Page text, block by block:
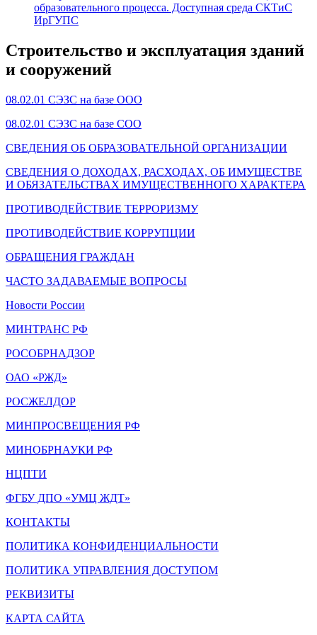
образовательного процесса. Доступная среда СКТиС
ИрГУПС
Строительство и эксплуатация зданий
и сооружений
08.02.01 СЭЗС на базе ООО
08.02.01 СЭЗС на базе СОО
СВЕДЕНИЯ ОБ ОБРАЗОВАТЕЛЬНОЙ ОРГАНИЗАЦИИ
СВЕДЕНИЯ О ДОХОДАХ, РАСХОДАХ, ОБ ИМУЩЕСТВЕ
И ОБЯЗАТЕЛЬСТВАХ ИМУЩЕСТВЕННОГО ХАРАКТЕРА
ПРОТИВОДЕЙСТВИЕ ТЕРРОРИЗМУ
ПРОТИВОДЕЙСТВИЕ КОРРУПЦИИ
ОБРАЩЕНИЯ ГРАЖДАН
ЧАСТО ЗАДАВАЕМЫЕ ВОПРОСЫ
Новости России
МИНТРАНС РФ
РОСОБРНАДЗОР
ОАО «РЖД»
РОСЖЕЛДОР
МИНПРОСВЕЩЕНИЯ РФ
МИНОБРНАУКИ РФ
НЦПТИ
ФГБУ ДПО «УМЦ ЖДТ»
КОНТАКТЫ
ПОЛИТИКА КОНФИДЕНЦИАЛЬНОСТИ
ПОЛИТИКА УПРАВЛЕНИЯ ДОСТУПОМ
РЕКВИЗИТЫ
КАРТА САЙТА